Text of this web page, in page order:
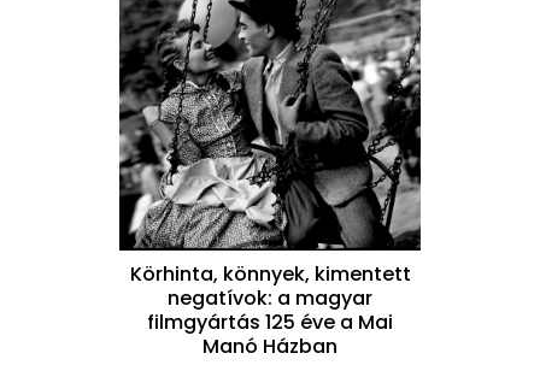
Körhinta, könnyek, kimentett
negatívok: a magyar
filmgyártás 125 éve a Mai
Manó Házban